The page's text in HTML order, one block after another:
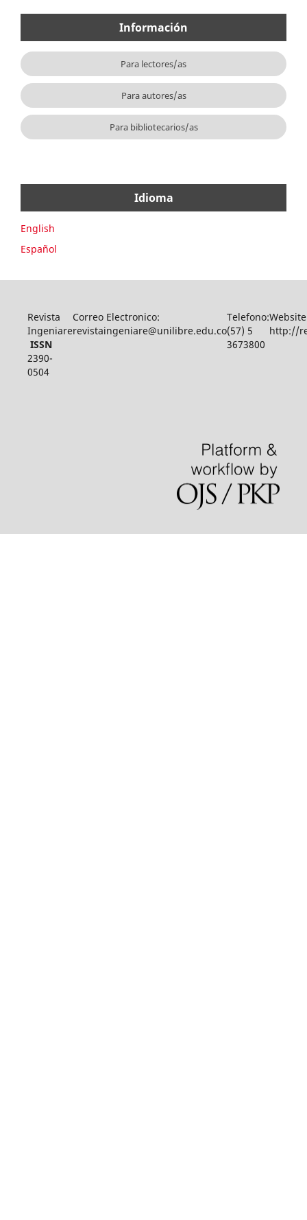
Información
Para lectores/as
Para autores/as
Para bibliotecarios/as
Idioma
English
Español
Revista
Ingeniare
ISSN
2390-
0504
Correo Electronico:
revistaingeniare@unilibre.edu.co
Telefono:
(57) 5
3673800
http://